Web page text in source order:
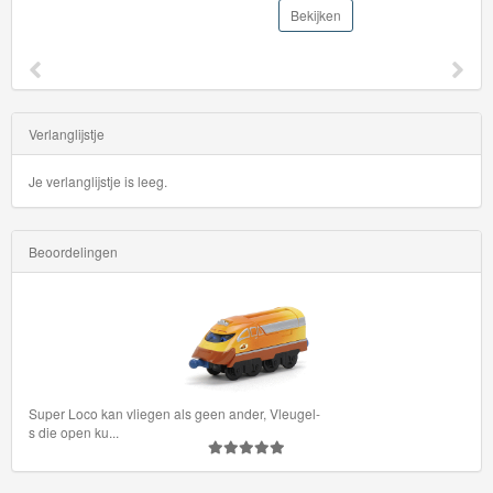
Chuggington
Hot
Wheels
Majorette
autos
Siku
Dutch
Super
Verlanglijstje
Je verlanglijstje is leeg.
Beoordelingen
Super Loco kan vliegen als geen ander, Vleugel-
s die open ku...